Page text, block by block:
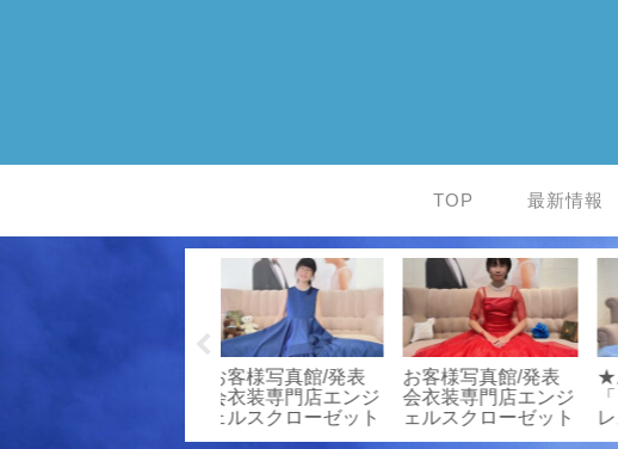
TOP 最新情報
お客様写真館
20211010-
2/mbk340/発表会衣
装専門店エンジェル
お客様着用例/レン
タル衣装★エンジェ
ルスクローゼット